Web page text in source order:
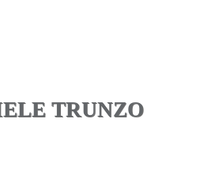
TRUNZO